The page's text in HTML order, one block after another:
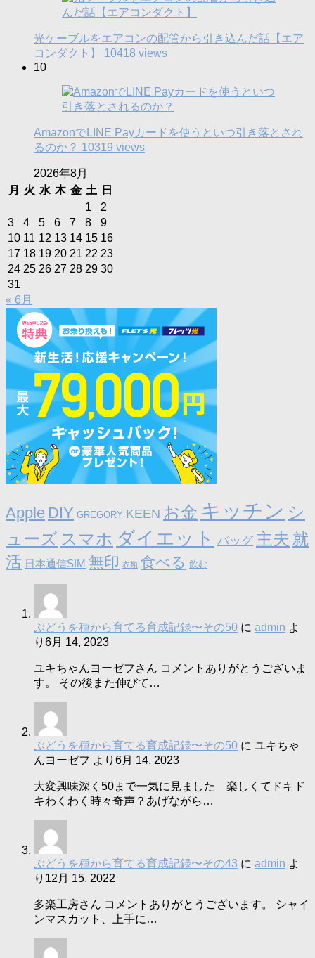
光ケーブルをエアコンの配管から引き込んだ話【エア
コンダクト】 10418 views
10
AmazonでLINE Payカードを使うといつ引き落とされ
るのか？ 10319 views
2026年8月
月
火 水 木 金 土
日
1
2
3
4 5 6 7 8
9
10 11 12 13 14 15 16
17 18 19 20 21 22 23
24 25 26 27 28 29 30
31
« 6月
Apple DIY GREGORY KEEN お金 キッチン シ
ューズ スマホ ダイエット バッグ 主夫 就
活 日本通信SIM 無印 衣類 食べる 飲む
ぶどうを種から育てる育成記録〜その50 に admin よ
り 6月 14, 2023
ユキちゃんヨーゼフさん コメントありがとうございま
す。 その後また伸びて…
ぶどうを種から育てる育成記録〜その50 に ユキちゃ
んヨーゼフ より 6月 14, 2023
大変興味深く50まで一気に見ました 楽しくてドキド
キわくわく時々奇声？あげながら…
ぶどうを種から育てる育成記録〜その43 に admin よ
り 12月 15, 2022
多楽工房さん コメントありがとうございます。 シャイ
ンマスカット、上手に…